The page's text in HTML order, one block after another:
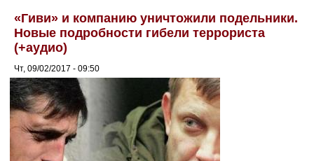
«Гиви» и компанию уничтожили подельники.
Новые подробности гибели террориста
(+аудио)
Чт, 09/02/2017 - 09:50